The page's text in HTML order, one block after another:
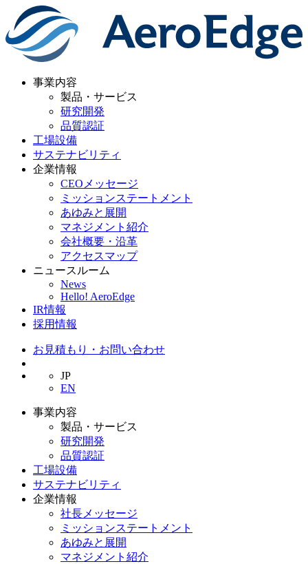
事業内容
製品・サービス
研究開発
品質認証
工場設備
サステナビリティ
企業情報
CEOメッセージ
ミッションステートメント
あゆみと展開
マネジメント紹介
会社概要・沿革
アクセスマップ
ニュースルーム
News
Hello! AeroEdge
IR情報
採用情報
お見積もり・お問い合わせ
JP
EN
事業内容
製品・サービス
研究開発
品質認証
工場設備
サステナビリティ
企業情報
社長メッセージ
ミッションステートメント
あゆみと展開
マネジメント紹介